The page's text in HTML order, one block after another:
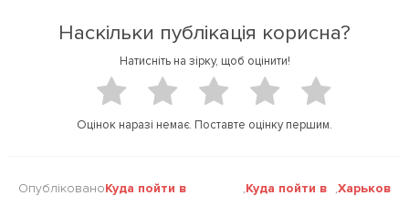
t
t
e
b
o
k
Наскільки публікація корисна?
Натисніть на зірку, щоб оцінити!
Оцінок наразі немає. Поставте оцінку першим.
ОпублікованоКуда пойти в
,Куда пойти в ,Харьков